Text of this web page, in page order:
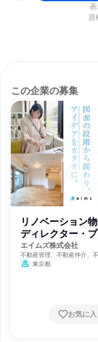
原
この企業の募集
リノベーション
ディレクター・
エイムズ株式会社
不動産管理、不動産仲介、
東京都
お気に入